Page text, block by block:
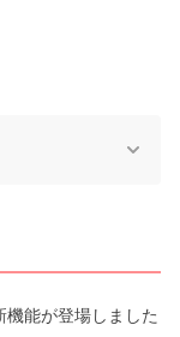
機能が登場しました